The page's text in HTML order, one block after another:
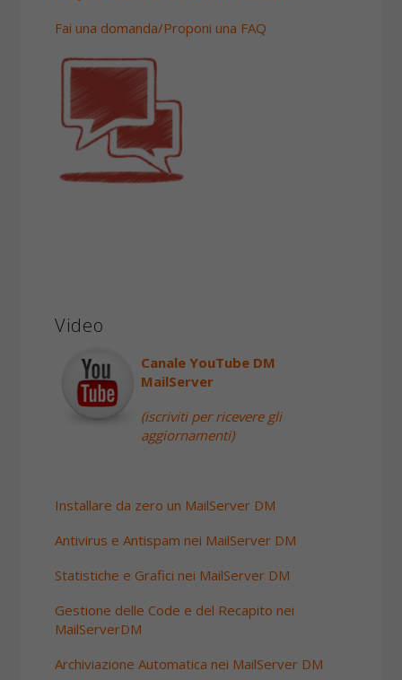
Fai una domanda/Proponi una FAQ
Video
Canale YouTube DM
MailServer
(iscriviti per ricevere gli
aggiornamenti)
Installare da zero un MailServer DM
Antivirus e Antispam nei MailServer DM
Statistiche e Grafici nei MailServer DM
Gestione delle Code e del Recapito nei
MailServerDM
Archiviazione Automatica nei MailServer DM